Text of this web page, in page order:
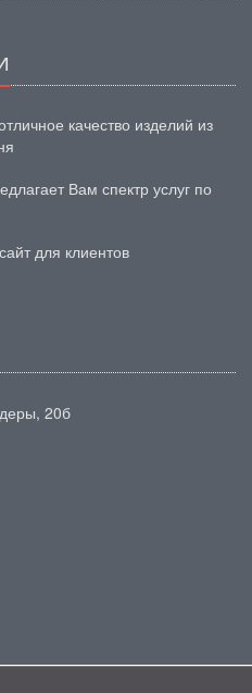
качество изделий из
Вам спектр услуг по
для клиентов
20б